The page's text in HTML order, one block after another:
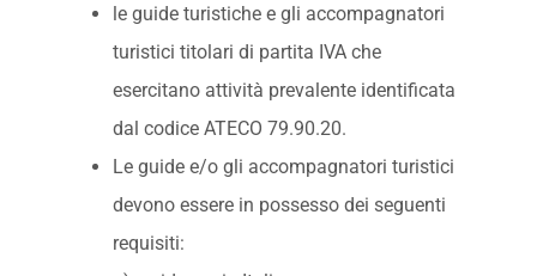
le guide turistiche e gli accompagnatori
turistici titolari di partita IVA che
esercitano attività prevalente identificata
dal codice ATECO 79.90.20.
Le guide e/o gli accompagnatori turistici
devono essere in possesso dei seguenti
requisiti: